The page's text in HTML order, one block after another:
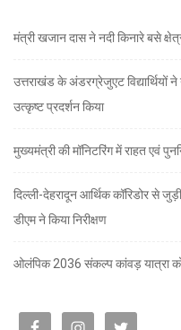
मंत्री खजान दास ने नदी किनारे बसे
उत्तराखंड के अंडरग्रेजुएट
उत्कृष्ट प्रदर्शन किया
मुख्यमंत्री की मॉनिटरिंग में राहत एवं
दिल्ली-देहरादून आर्थिक कॉरिडोर से
डीएम ने किया निरीक्षण
ओलंपिक 2036 संकल्प कांवड़ यात्रा को